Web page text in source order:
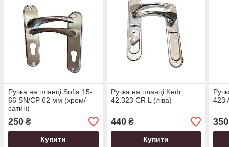
Ручка на планці Sofia 15-
66 SN/CP 62 мм (хром/
сатин)
250 ₴
Купити
Ручка на планці Kedr
42.323 CR L (ліва)
440₴
Купити
423
350